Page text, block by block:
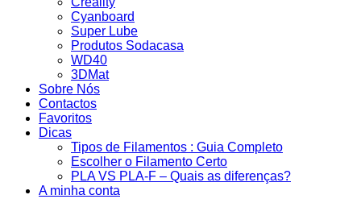
Cyanboard
Super Lube
Produtos Sodacasa
WD40
3DMat
Sobre Nós
Contactos
Favoritos
Dicas
Tipos de Filamentos : Guia Completo
Escolher o Filamento Certo
PLA VS PLA-F – Quais as diferenças?
A minha conta